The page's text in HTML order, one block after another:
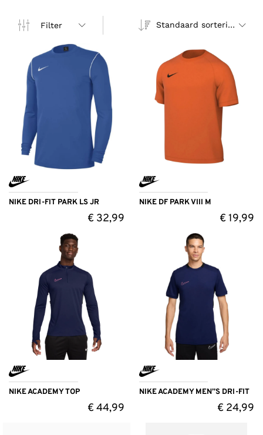
Filter Standaard sortering
NIKE DRI-FIT PARK LS JR
€32,99
NIKE DF PARK VIII M
€19,99
NIKE ACADEMY TOP
€44,99
NIKE ACADEMY MEN”S DRI-FIT
€ 24,99